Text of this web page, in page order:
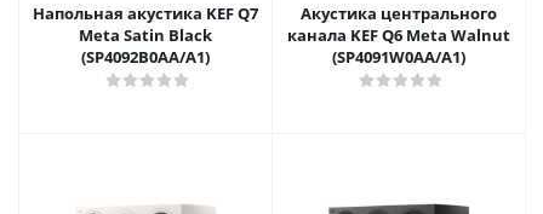
Напольная акустика KEF Q7
Meta Satin Black
(SP4092B0AA/A1)
Акустика центрального
канала KEF Q6 Meta Walnut
(SP4091W0AA/A1)